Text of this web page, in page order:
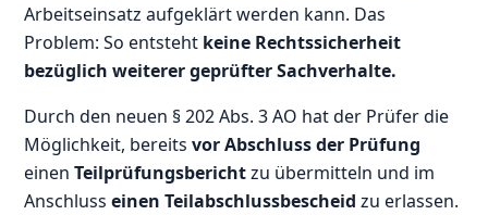
Arbeitseinsatz aufgeklärt werden kann. Das
Problem: So entsteht keine Rechtssicherheit
bezüglich weiterer geprüfter Sachverhalte.
Durch den neuen § 202 Abs. 3 AO hat der Prüfer die
Möglichkeit, bereitsvor Abschluss der Prüfung
einenTeilprüfungsberichtzu übermitteln und im
Anschlusseinen Teilabschlussbescheid zu erlassen.